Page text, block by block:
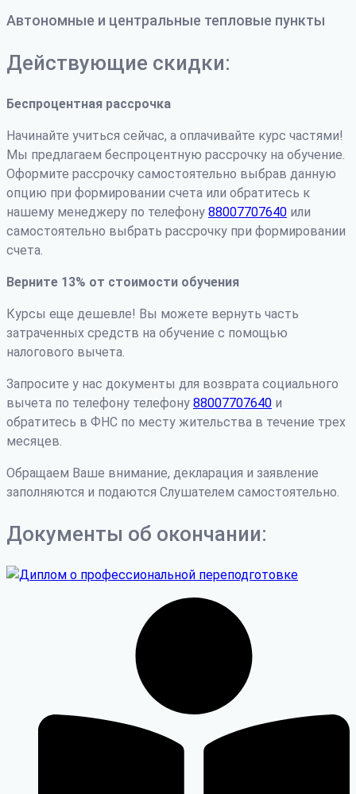
Автономные и центральные тепловые пункты
Действующие скидки:
Беспроцентная рассрочка
Начинайте учиться сейчас, а оплачивайте курс частями!
Мы предлагаем беспроцентную рассрочку на обучение.
Оформите рассрочку самостоятельно выбрав данную
опцию при формировании счета или обратитесь к
нашему менеджеру по телефону 88007707640 или
самостоятельно выбрать рассрочку при формировании
счета.
Верните 13% от стоимости обучения
Курсы еще дешевле! Вы можете вернуть часть
затраченных средств на обучение с помощью
налогового вычета.
Запросите у нас документы для возврата социального
вычета по телефону телефону 88007707640 и
обратитесь в ФНС по месту жительства в течение трех
месяцев.
Обращаем Ваше внимание, декларация и заявление
заполняются и подаются Слушателем самостоятельно.
Документы об окончании: